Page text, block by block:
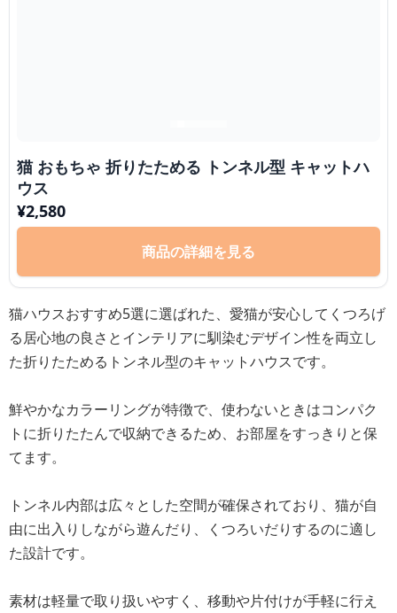
猫 おもちゃ 折りたためる トンネル型 キャットハ
ウス
¥2,580
商品の詳細を見る
猫ハウスおすすめ5選に選ばれた、愛猫が安心してくつろげ
る居心地の良さとインテリアに馴染むデザイン性を両立し
た折りたためるトンネル型のキャットハウスです。
鮮やかなカラーリングが特徴で、使わないときはコンパク
トに折りたたんで収納できるため、お部屋をすっきりと保
てます。
トンネル内部は広々とした空間が確保されており、猫が自
由に出入りしながら遊んだり、くつろいだりするのに適し
た設計です。
素材は軽量で取り扱いやすく、移動や片付けが手軽に行え